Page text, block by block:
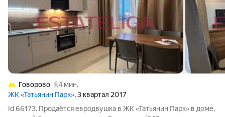
Говорово
4 мин.
ЖК «Татьянин Парк», 3 квартал 2017
Id 66173. Продаётся евродвушка в ЖК «Татьянин Парк» в доме,